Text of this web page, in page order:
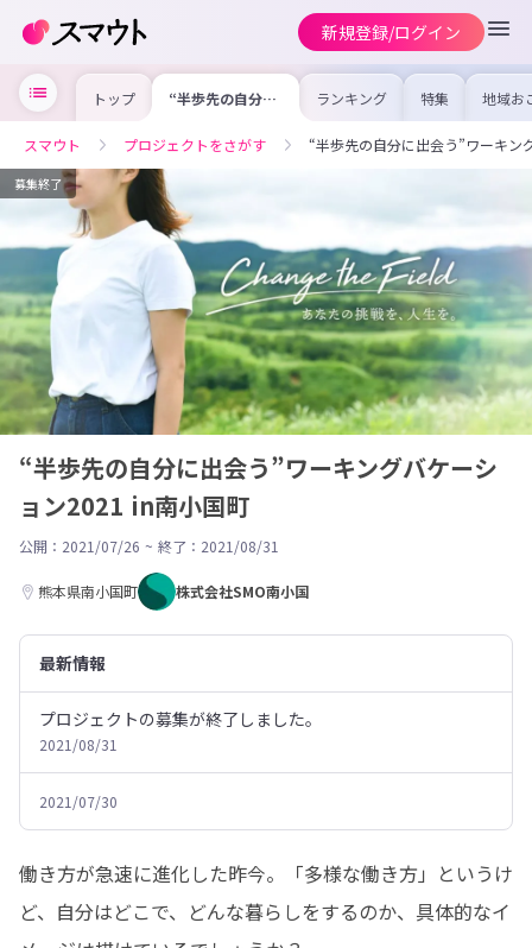
新規登録/ログイン
トップ “半歩先の自分に
出会う”ワーキン
2021 in南小国町
ランキング 特集 地域お
の求
を集め
事内容
を比
スマウト プロジェクトをさがす “半歩先の自分に出会う”ワーキ
募集終了
“半歩先の自分に出会う”ワーキングバケーシ
ョン2021 in南小国町
公開：2021/07/26 ~ 終了：2021/08/31
熊本県南小国町 株式会社SMO南小国
最新情報
プロジェクトの募集が終了しました。
2021/08/31
2021/07/30
働き方が急速に進化した昨今。「多様な働き方」というけ
ど、自分はどこで、どんな暮らしをするのか、具体的なイ